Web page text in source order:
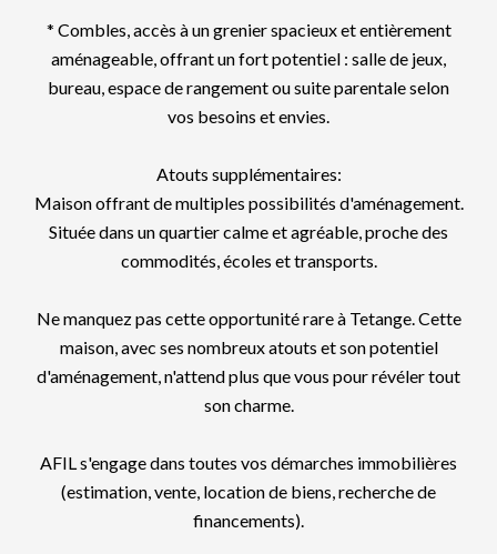
* Combles, accès à un grenier spacieux et entièrement
aménageable, offrant un fort potentiel : salle de jeux,
bureau, espace de rangement ou suite parentale selon
vos besoins et envies.
Atouts supplémentaires:
Maison offrant de multiples possibilités d'aménagement.
Située dans un quartier calme et agréable, proche des
commodités, écoles et transports.
Ne manquez pas cette opportunité rare à Tetange. Cette
maison, avec ses nombreux atouts et son potentiel
d'aménagement, n'attend plus que vous pour révéler tout
son charme.
AFIL s'engage dans toutes vos démarches immobilières
(estimation, vente, location de biens, recherche de
financements).